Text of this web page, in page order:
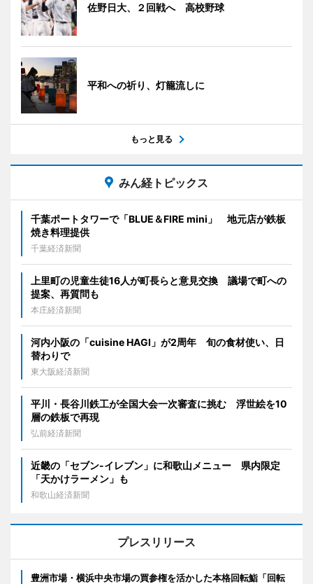
佐野日大、２回戦へ 高校野球
平和への祈り、灯籠流しに
もっと見る
みん経トピックス
千葉ポートタワーで「BLUE＆FIRE mini」 地元店が鉄板
焼き料理提供
千葉経済新聞
上里町の児童生徒16人が町長らと意見交換 議場で町への
提案、再質問も
本庄経済新聞
河内小阪の「cuisine HAGI」が2周年 旬の食材使い、日
替わりで
東大阪経済新聞
平川・長谷川鉄工が全国大会一次審査に挑む 浮世絵を10
層の鉄板で再現
弘前経済新聞
近畿の「セブン-イレブン」に和歌山メニュー 県内限定
「天かけラーメン」も
和歌山経済新聞
プレスリリース
豊洲市場・横浜中央市場の買参権を活かした本格回転鮨「回転